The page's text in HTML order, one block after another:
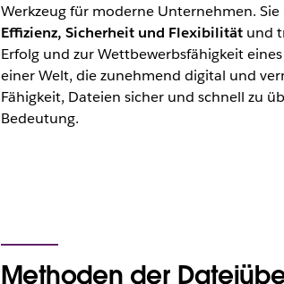
Werkzeug für moderne Unternehmen.
Effizienz, Sicherheit und Flexibilitätund
Erfolg und zur Wettbewerbsfähigkeit
einer Welt, die zunehmend digital und
Fähigkeit, Dateien sicher und schnell zu
Bedeutung.
Methoden der